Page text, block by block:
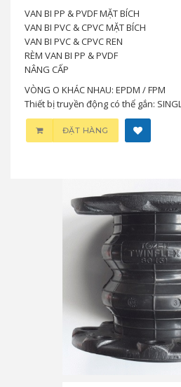
VAN BI PP & PVDF MẶT BÍCH
VAN BI PVC & CPVC MẶT BÍCH
VAN BI PVC & CPVC REN
RÈM VAN BI PP & PVDF
NÂNG CẤP
VÒNG O KHÁC NHAU: EPDM / FPM
Thiết bị truyền động có thể gắn:
ĐẶT HÀNG